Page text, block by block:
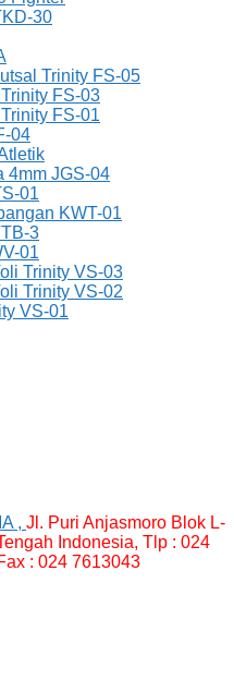
30
Trinity FS-05
FS-03
FS-01
04
4mm JGS-04
01
KWT-01
3
01
Trinity VS-03
Trinity VS-02
VS-01
, Jl. Puri Anjasmoro Blok L-
Indonesia, Tlp : 024
: 024 7613043